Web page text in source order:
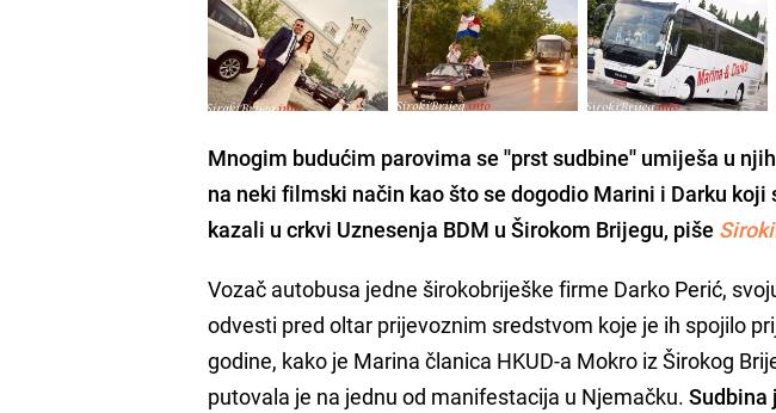
Mnogim budućim parovima se ''prst sudbine'' umiješa u
na neki filmski način kao što se dogodio Marini i Darku koji
kazali u crkvi Uznesenja BDM u Širokom Brijegu, piše
Vozač autobusa jedne širokobriješke firme Darko Perić,
odvesti pred oltar prijevoznim sredstvom koje je ih spojilo
godine, kako je Marina članica HKUD-a Mokro iz Širokog
putovala je na jednu od manifestacija u Njemačku. Sudbina